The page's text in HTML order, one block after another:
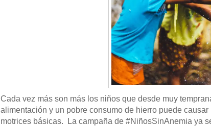
Cada vez más son más los niños que desde muy
alimentación y un pobre consumo de hierro puede
motrices básicas. La campaña de #NiñosSinAnemia ya